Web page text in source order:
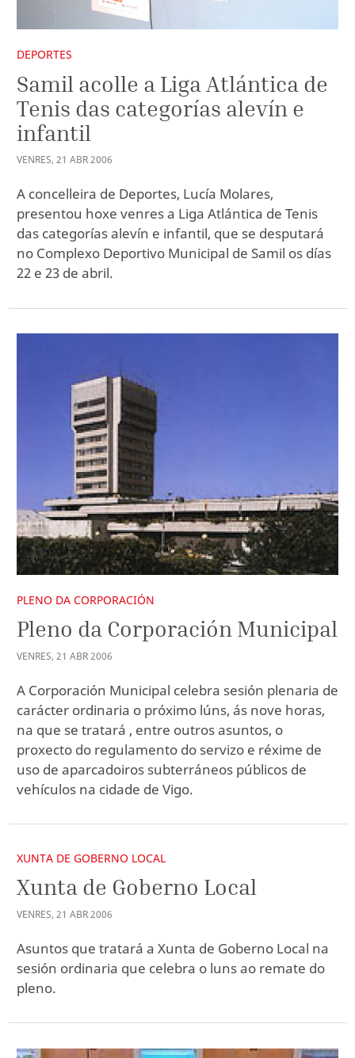
DEPORTES
Samil acolle a Liga Atlántica de
Tenis das categorías alevín e
infantil
VENRES, 21 ABR2006
A concelleira de Deportes, Lucía Molares,
presentou hoxe venres a Liga Atlántica de Tenis
das categorías alevín e infantil, que se desputará
no Complexo Deportivo Municipal de Samil os días
22 e 23 de abril.
PLENO DA CORPORACIÓN
Pleno da Corporación Municipal
VENRES, 21 ABR2006
A Corporación Municipal celebra sesión plenaria de
carácter ordinaria o próximo lúns, ás nove horas,
na que se tratará , entre outros asuntos, o
proxecto do regulamento do servizo e réxime de
uso de aparcadoiros subterráneos públicos de
vehículos na cidade de Vigo.
XUNTA DE GOBERNO LOCAL
Xunta de Goberno Local
VENRES, 21 ABR2006
Asuntos que tratará a Xunta de Goberno Local na
sesión ordinaria que celebra o luns ao remate do
pleno.